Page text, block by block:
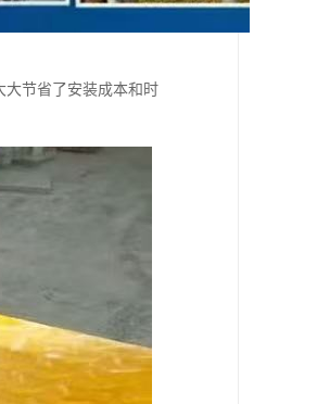
大节省了安装成本和时